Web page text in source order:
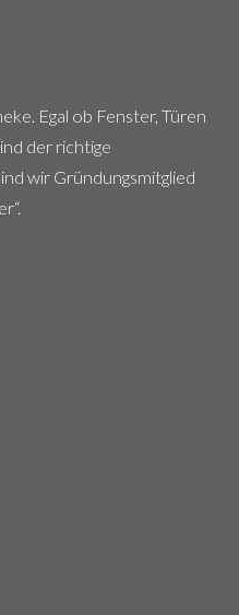
Egal ob Fenster, Türen
der richtige
wir Gründungsmitglied